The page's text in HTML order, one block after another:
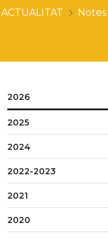
ACTUALITAT
2026
2025
2024
2022-2023
2021
2020